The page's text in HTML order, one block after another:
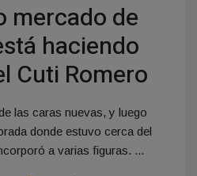
mercado de
haciendo
Cuti Romero
las caras nuevas, y luego
donde estuvo cerca del
a varias figuras. ...